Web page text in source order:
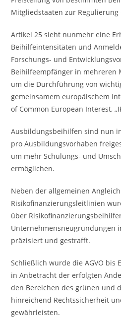
Mitgliedstaaten zur Regulierung
Artikel 25 sieht nunmehr eine
Beihilfeintensitäten und
Forschungs- und
Beihilfeempfänger in mehreren
um die Durchführung von
gemeinsamem europäischem
of Common European Interest,
Ausbildungsbeihilfen sind nun
pro Ausbildungsvorhaben
um mehr Schulungs- und
ermöglichen.
Neben der allgemeinen
Risikofinanzierungsleitlinien
über
Unternehmensneugründungen
präzisiert und gestrafft.
Schließlich wurde die AGVO bis
in Anbetracht der erfolgten
den Bereichen des grünen und
hinreichend Rechtssicherheit
gewährleisten.